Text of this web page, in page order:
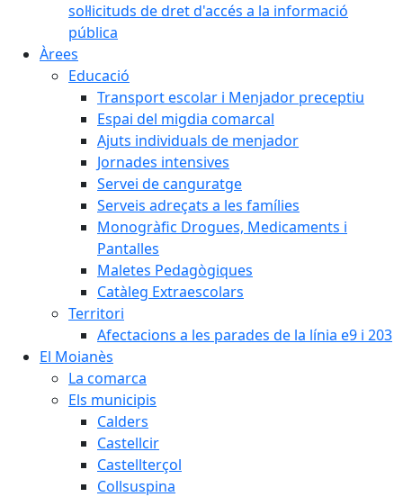
sol·licituds de dret d'accés a la informació
pública
Àrees
Educació
Transport escolar i Menjador preceptiu
Espai del migdia comarcal
Ajuts individuals de menjador
Jornades intensives
Servei de canguratge
Serveis adreçats a les famílies
Monogràfic Drogues, Medicaments i
Pantalles
Maletes Pedagògiques
Catàleg Extraescolars
Territori
Afectacions a les parades de la línia e9 i 203
El Moianès
La comarca
Els municipis
Calders
Castellcir
Castellterçol
Collsuspina